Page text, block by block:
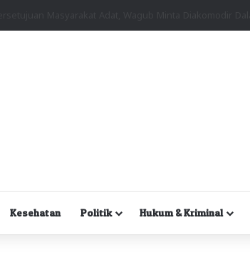
Kesehatan Politik Hukum & Kriminal